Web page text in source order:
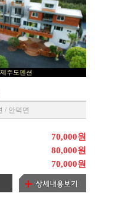
션 - 제주도펜션
/ 안덕면
70,000원
80,000원
70,000원